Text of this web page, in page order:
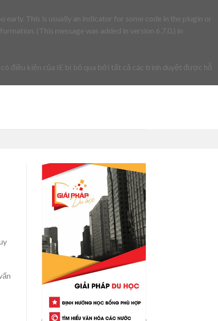
early. This is usually an indicator for some code in the plugin or
(This message was added in version 6.7.0.) in
điều kiện của IE bị bỏ qua bởi tất cả các trình duyệt được hỗ